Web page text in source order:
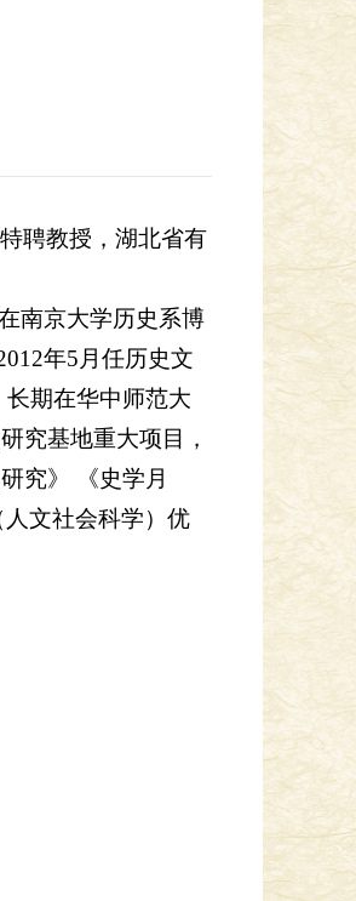
聘教授，湖北省有
南京大学历史系博
年5月任历史文
期在华中师范大
究基地重大项目，
究》 《史学月
文社会科学）优